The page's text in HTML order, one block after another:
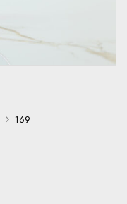
169